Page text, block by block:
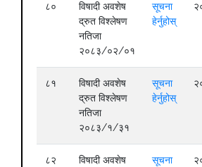
८०
विषादी अवशेष
द्रुत विश्लेषण
नतिजा
२०८३/०२/०१
सूचना
हेर्नुहोस्
८१
विषादी अवशेष
द्रुत विश्लेषण
नतिजा
२०८३/१/३१
सूचना
हेर्नुहोस्
८२
विषादी अवशेष
सूचना